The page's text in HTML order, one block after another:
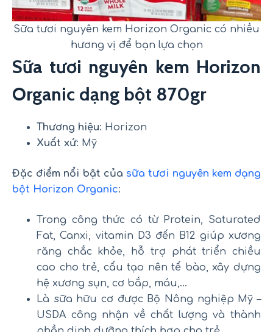
Sữa tươi nguyên kem Horizon Organic có nhiều
hương vị để bạn lựa chọn
Sữa tươi nguyên kem Horizon
Organic dạng bột 870gr
Thương hiệu: Horizon
Xuất xứ: Mỹ
Đặc điểm nổi bật của sữa tươi nguyên kem dạng
bột Horizon Organic:
Trong công thức có từ Protein, Saturated
Fat, Canxi, vitamin D3 đến B12 giúp xương
răng chắc khỏe, hỗ trợ phát triển chiều
cao cho trẻ, cấu tạo nên tế bào, xây dựng
hệ xương sụn, cơ bắp, máu,…
Là sữa hữu cơ được Bộ Nông nghiệp Mỹ –
USDA công nhận về chất lượng và thành